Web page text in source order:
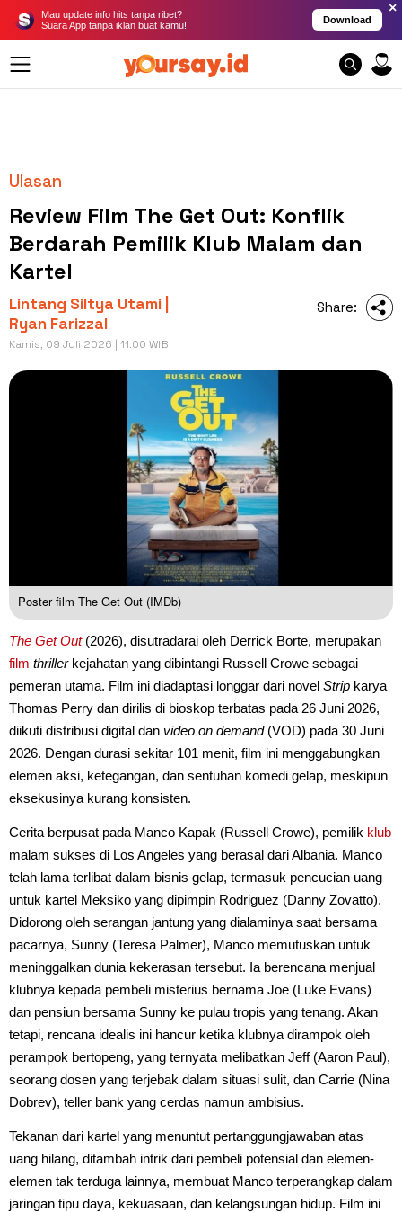
Mau update info hits tanpa ribet?
Suara App tanpa iklan buat kamu!
Download
×
Ulasan
Review Film The Get Out: Konflik
Berdarah Pemilik Klub Malam dan
Kartel
Lintang Siltya Utami |
Ryan Farizzal
Kamis, 09 Juli 2026 | 11:00 WIB
Share:
Poster film The Get Out (IMDb)
The Get Out(2026), disutradarai oleh Derrick Borte, merupakan
film thrillerkejahatan yang dibintangi Russell Crowe sebagai
pemeran utama. Film ini diadaptasi longgar dari novel Strip karya
Thomas Perry dan dirilis di bioskop terbatas pada 26 Juni 2026,
diikuti distribusi digital dan video on demand(VOD) pada 30 Juni
2026. Dengan durasi sekitar 101 menit, film ini menggabungkan
elemen aksi, ketegangan, dan sentuhan komedi gelap, meskipun
eksekusinya kurang konsisten.
Cerita berpusat pada Manco Kapak (Russell Crowe), pemilik klub
malam sukses di Los Angeles yang berasal dari Albania. Manco
telah lama terlibat dalam bisnis gelap, termasuk pencucian uang
untuk kartel Meksiko yang dipimpin Rodriguez (Danny Zovatto).
Didorong oleh serangan jantung yang dialaminya saat bersama
pacarnya, Sunny (Teresa Palmer), Manco memutuskan untuk
meninggalkan dunia kekerasan tersebut. Ia berencana menjual
klubnya kepada pembeli misterius bernama Joe (Luke Evans)
dan pensiun bersama Sunny ke pulau tropis yang tenang. Akan
tetapi, rencana idealis ini hancur ketika klubnya dirampok oleh
perampok bertopeng, yang ternyata melibatkan Jeff (Aaron Paul),
seorang dosen yang terjebak dalam situasi sulit, dan Carrie (Nina
Dobrev), teller bank yang cerdas namun ambisius.
Tekanan dari kartel yang menuntut pertanggungjawaban atas
uang hilang, ditambah intrik dari pembeli potensial dan elemen-
elemen tak terduga lainnya, membuat Manco terperangkap dalam
jaringan tipu daya, kekuasaan, dan kelangsungan hidup. Film ini